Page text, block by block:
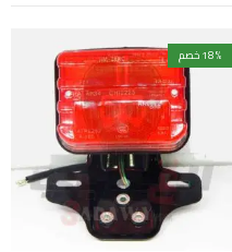
18% خصم